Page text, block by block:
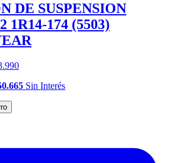
DE SUSPENSION
1R14-174 (5503)
Sin Interés